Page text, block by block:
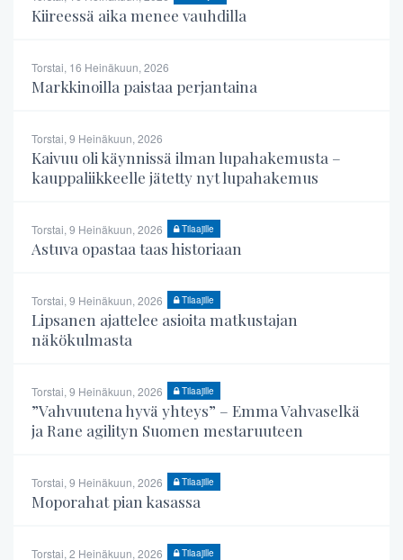
Kiireessä aika menee vauhdilla
Torstai, 16 Heinäkuun, 2026
Markkinoilla paistaa perjantaina
Torstai, 9 Heinäkuun, 2026
Kaivuu oli käynnissä ilman lupahakemusta –
kauppaliikkeelle jätetty nyt lupahakemus
Torstai, 9 Heinäkuun, 2026 Tilaajille
Astuva opastaa taas historiaan
Torstai, 9 Heinäkuun, 2026 Tilaajille
Lipsanen ajattelee asioita matkustajan
näkökulmasta
Torstai, 9 Heinäkuun, 2026 Tilaajille
”Vahvuutena hyvä yhteys” – Emma Vahvaselkä
ja Rane agilityn Suomen mestaruuteen
Torstai, 9 Heinäkuun, 2026 Tilaajille
Moporahat pian kasassa
Torstai, 2 Heinäkuun, 2026 Tilaajille